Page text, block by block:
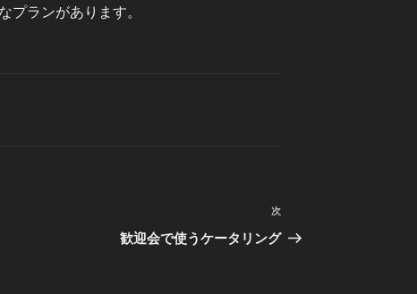
プランがあります。
次
の
次
歓迎会で使うケータリング